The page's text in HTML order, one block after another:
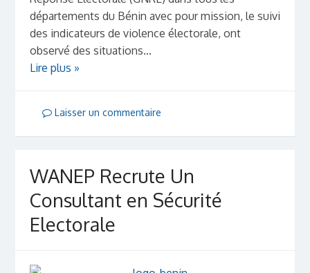
départements du Bénin avec pour mission, le suivi
des indicateurs de violence électorale, ont
observé des situations...
Lire plus »
Laisser un commentaire
WANEP Recrute Un
Consultant en Sécurité
Electorale